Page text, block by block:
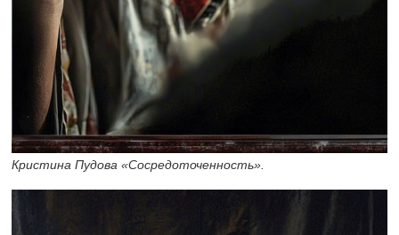
Кристина Пудова «Сосредоточенность».